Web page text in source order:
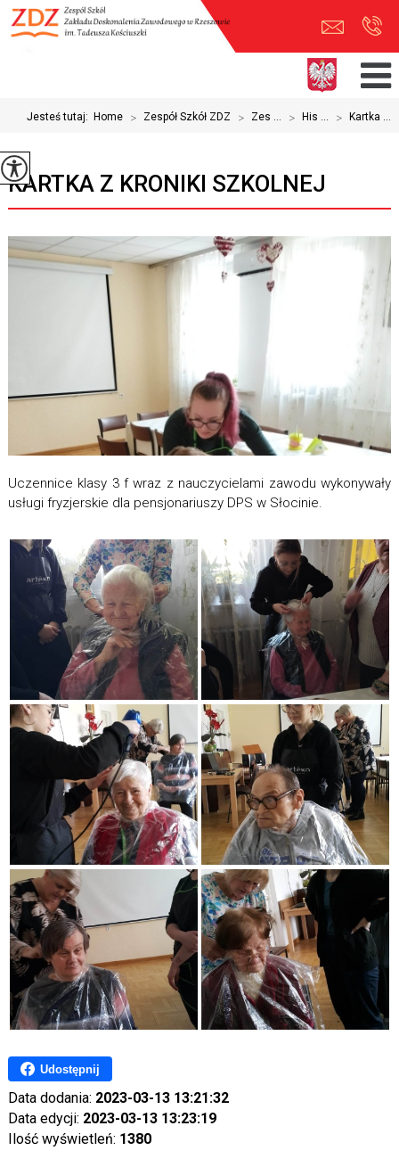
Jesteś tutaj: Home > Zespół Szkół ZDZ > Zes ... > His ... > Kartka ...
KARTKA Z KRONIKI SZKOLNEJ
Uczennice klasy 3 f wraz z nauczycielami zawodu wykonywały
usługi fryzjerskie dla pensjonariuszy DPS w Słocinie.
Udostępnij
Data dodania: 2023-03-13 13:21:32
Data edycji: 2023-03-13 13:23:19
Ilość wyświetleń: 1380